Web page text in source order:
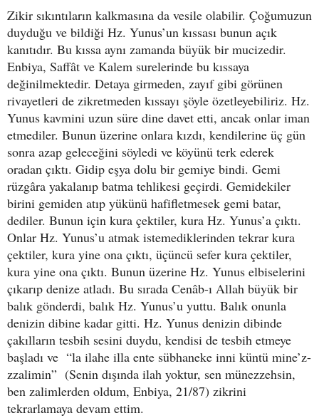
Zikir sıkıntıların kalkmasına da vesile olabilir. Çoğumuzun
duyduğu ve bildiği Hz. Yunus’un kıssası bunun açık
kanıtıdır. Bu kıssa aynı zamanda büyük bir mucizedir.
Enbiya, Saffât ve Kalem surelerinde bu kıssaya
değinilmektedir. Detaya girmeden, zayıf gibi görünen
rivayetleri de zikretmeden kıssayı şöyle özetleyebiliriz. Hz.
Yunus kavmini uzun süre dine davet etti, ancak onlar iman
etmediler. Bunun üzerine onlara kızdı, kendilerine üç gün
sonra azap geleceğini söyledi ve köyünü terk ederek
oradan çıktı. Gidip eşya dolu bir gemiye bindi. Gemi
rüzgâra yakalanıp batma tehlikesi geçirdi. Gemidekiler
birini gemiden atıp yükünü hafifletmesek gemi batar,
dediler. Bunun için kura çektiler, kura Hz. Yunus’a çıktı.
Onlar Hz. Yunus’u atmak istemediklerinden tekrar kura
çektiler, kura yine ona çıktı, üçüncü sefer kura çektiler,
kura yine ona çıktı. Bunun üzerine Hz. Yunus elbiselerini
çıkarıp denize atladı. Bu sırada Cenâb-ı Allah büyük bir
balık gönderdi, balık Hz. Yunus’u yuttu. Balık onunla
denizin dibine kadar gitti. Hz. Yunus denizin dibinde
çakılların tesbih sesini duydu, kendisi de tesbih etmeye
başladı ve “la ilahe illa ente sübhaneke inni küntü mine’z-
zzalimin” (Senin dışında ilah yoktur, sen münezzehsin,
ben zalimlerden oldum, Enbiya, 21/87) zikrini
tekrarlamaya devam ettim.